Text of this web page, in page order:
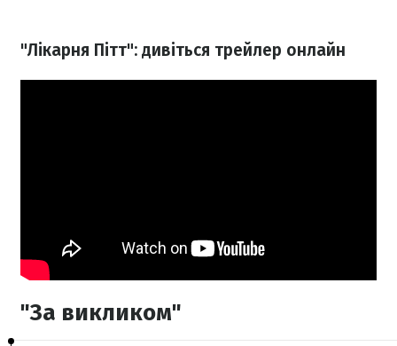
"Лікарня Пітт": дивіться трейлер онлайн
"За викликом"